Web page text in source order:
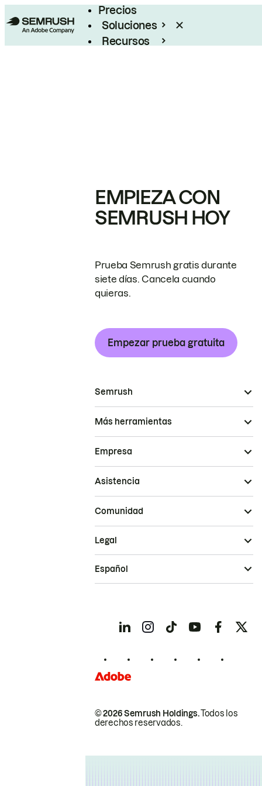
Precios
Soluciones
Recursos
EMPIEZA CON
SEMRUSH HOY
Prueba Semrush gratis durante
siete días. Cancela cuando
quieras.
Empezar prueba gratuita
Semrush
Más herramientas
Empresa
Asistencia
Comunidad
© 2026 Semrush Holdings.Todos los
derechos reservados.
Legal
Español